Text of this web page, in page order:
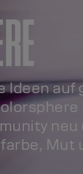
Ideen auf
Mut